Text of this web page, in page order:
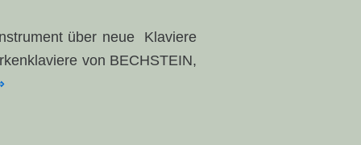
über neue Klaviere
von BECHSTEIN,